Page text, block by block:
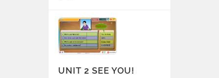
UNIT 2 SEE YOU!